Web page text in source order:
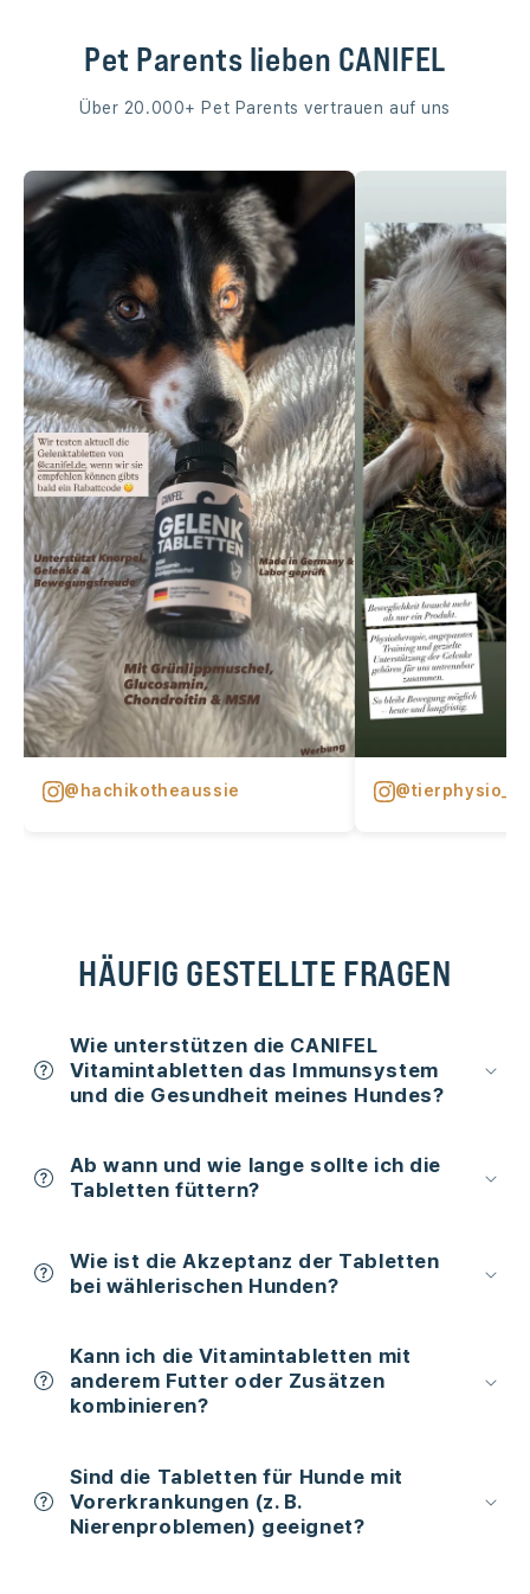
Pet Parents lieben CANIFEL
Über 20.000+ Pet Parents vertrauen auf uns
@hachikotheaussie
HÄUFIG GESTELLTE FRAGEN
Wie unterstützen die CANIFEL
Vitamintabletten das Immunsystem
und die Gesundheit meines Hundes?
Ab wann und wie lange sollte ich die
Tabletten füttern?
Wie ist die Akzeptanz der Tabletten
bei wählerischen Hunden?
Kann ich die Vitamintabletten mit
anderem Futter oder Zusätzen
kombinieren?
Sind die Tabletten für Hunde mit
Vorerkrankungen (z. B.
Nierenproblemen) geeignet?